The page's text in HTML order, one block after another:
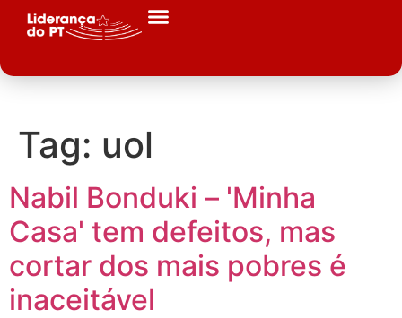
Tag: uol
Nabil Bonduki – 'Minha
Casa' tem defeitos, mas
cortar dos mais pobres é
inaceitável